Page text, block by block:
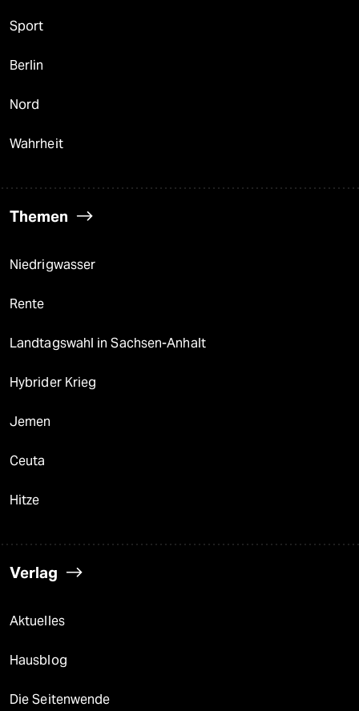
Sport
Berlin
Nord
Wahrheit
Themen
Niedrigwasser
Rente
Landtagswahl in Sachsen-Anhalt
Hybrider Krieg
Jemen
Ceuta
Hitze
Verlag
Aktuelles
Hausblog
Die Seitenwende